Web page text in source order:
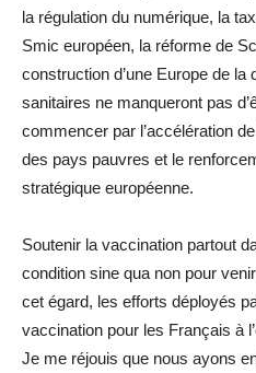
la régulation du numérique, la
Smic européen, la réforme de
construction d’une Europe de la
sanitaires ne manqueront pas
commencer par l’accélération
des pays pauvres et le
stratégique européenne.
Soutenir la vaccination partout
condition sine qua non pour
cet égard, les efforts déployés
vaccination pour les Français à
Je me réjouis que nous ayons